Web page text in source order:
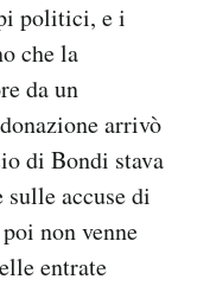
politici, e i
che la
da un
arrivò
di Bondi stava
sulle accuse di
non venne
entrate